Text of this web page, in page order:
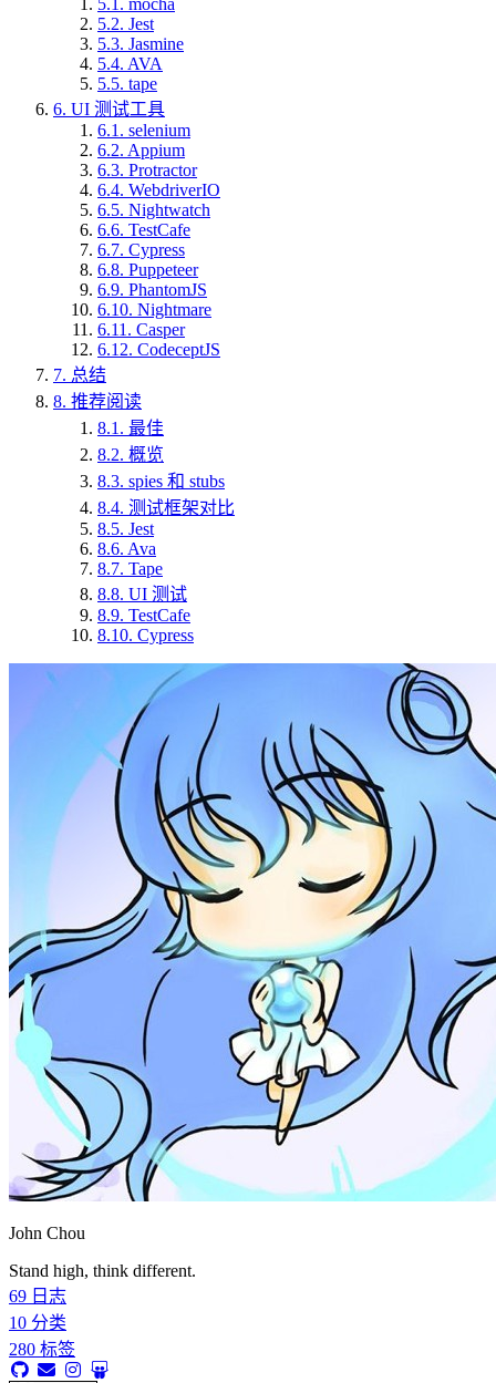
5.1. mocha
5.2. Jest
5.3. Jasmine
5.4. AVA
5.5. tape
6. UI 测试工具
6.1. selenium
6.2. Appium
6.3. Protractor
6.4. WebdriverIO
6.5. Nightwatch
6.6. TestCafe
6.7. Cypress
6.8. Puppeteer
6.9. PhantomJS
6.10. Nightmare
6.11. Casper
6.12. CodeceptJS
7. 总结
8. 推荐阅读
8.1. 最佳
8.2. 概览
8.3. spies 和 stubs
8.4. 测试框架对比
8.5. Jest
8.6. Ava
8.7. Tape
8.8. UI 测试
8.9. TestCafe
8.10. Cypress
John Chou
Stand high, think different.
69 日志
10 分类
280 标签